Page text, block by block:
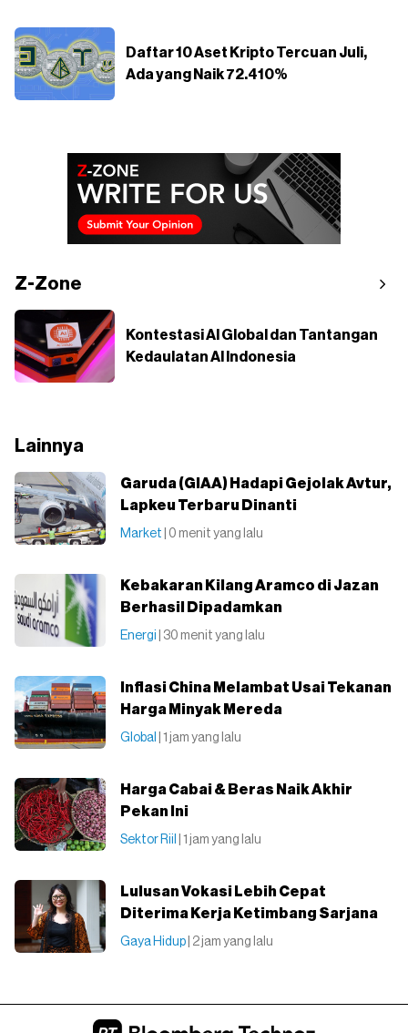
Daftar 10 Aset Kripto Tercuan Juli,
Ada yang Naik 72.410%
Z-Zone
Kontestasi AI Global dan Tantangan
Kedaulatan AI Indonesia
Lainnya
Garuda (GIAA) Hadapi Gejolak Avtur,
Lapkeu Terbaru Dinanti
Market | 0 menit yang lalu
Kebakaran Kilang Aramco di Jazan
Berhasil Dipadamkan
Energi | 30 menit yang lalu
Inflasi China Melambat Usai Tekanan
Harga Minyak Mereda
Global | 1 jam yang lalu
Harga Cabai & Beras Naik Akhir
Pekan Ini
Sektor Riil | 1 jam yang lalu
Lulusan Vokasi Lebih Cepat
Diterima Kerja Ketimbang Sarjana
Gaya Hidup | 2 jam yang lalu